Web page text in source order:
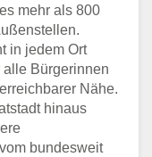
mehr als 800
in jedem Ort
alle Bürgerinnen
Nähe.
hinaus
bundesweit